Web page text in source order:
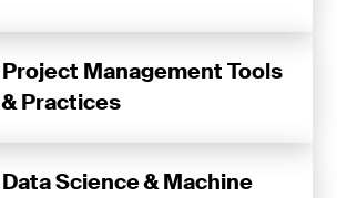
Project Management Tools
& Practices
Data Science & Machine